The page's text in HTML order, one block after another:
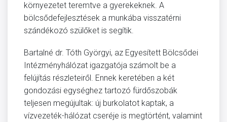
környezetet teremtve a gyerekeknek. A
bölcsődefejlesztések a munkába visszatérni
szándékozó szülőket is segítik.
Bartalné dr. Tóth Györgyi, az Egyesített Bölcsődei
Intézményhálózat igazgatója számolt be a
felújítás részleteiről. Ennek keretében a két
gondozási egységhez tartozó fürdőszobák
teljesen megújultak: új burkolatot kaptak, a
vízvezeték-hálózat cseréje is megtörtént, valamint